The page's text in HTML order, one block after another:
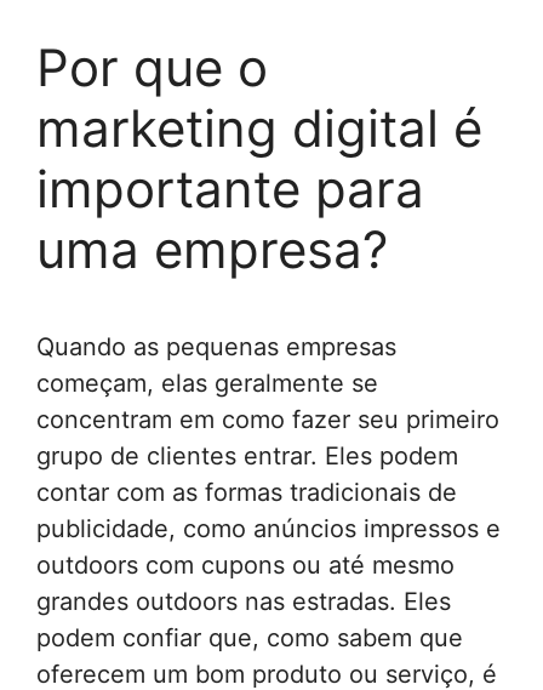
Por que o
marketing digital é
importante para
uma empresa?
Quando as pequenas empresas
começam, elas geralmente se
concentram em como fazer seu primeiro
grupo de clientes entrar. Eles podem
contar com as formas tradicionais de
publicidade, como anúncios impressos e
outdoors com cupons ou até mesmo
grandes outdoors nas estradas. Eles
podem confiar que, como sabem que
oferecem um bom produto ou serviço, é